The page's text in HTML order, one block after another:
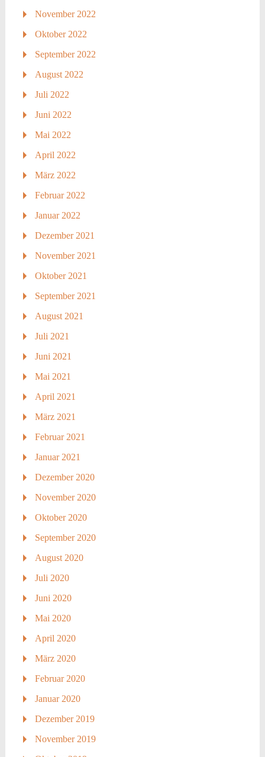
November 2022
Oktober 2022
September 2022
August 2022
Juli 2022
Juni 2022
Mai 2022
April 2022
März 2022
Februar 2022
Januar 2022
Dezember 2021
November 2021
Oktober 2021
September 2021
August 2021
Juli 2021
Juni 2021
Mai 2021
April 2021
März 2021
Februar 2021
Januar 2021
Dezember 2020
November 2020
Oktober 2020
September 2020
August 2020
Juli 2020
Juni 2020
Mai 2020
April 2020
März 2020
Februar 2020
Januar 2020
Dezember 2019
November 2019